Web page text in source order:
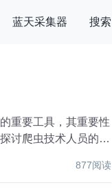
蓝天采集器 搜索
重要工具，其重要性
讨爬虫技术人员的职
877阅读